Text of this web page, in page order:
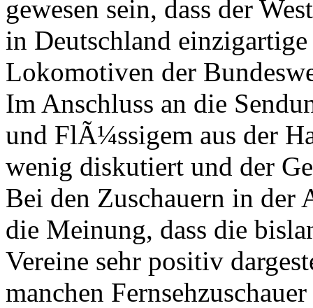
gewesen sein, dass der
in Deutschland
Lokomotiven der
Im Anschluss an die
und FlÃ¼ssigem aus der
wenig diskutiert und der
Bei den Zuschauern in der
die Meinung, dass die
Vereine sehr positiv
manchen